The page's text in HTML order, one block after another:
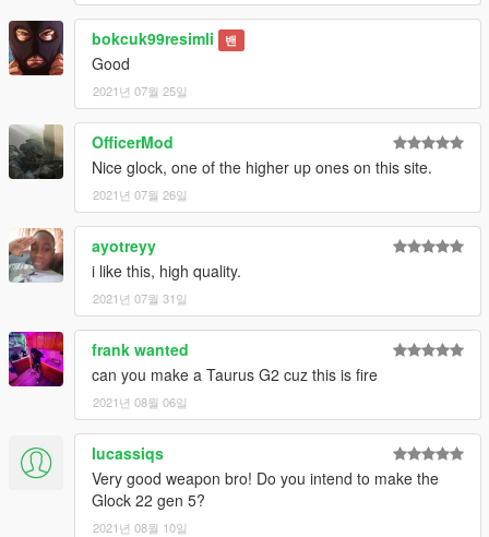
bokcuk99resimli 밴
Good
2021년 07월 25일
OfficerMod
Nice glock, one of the higher up ones on this site.
2021년 07월 26일
ayotreyy
i like this, high quality.
2021년 07월 31일
frank wanted
can you make a Taurus G2 cuz this is fire
2021년 08월 06일
lucassiqs
Very good weapon bro! Do you intend to make the
Glock 22 gen 5?
2021년 08월 10일